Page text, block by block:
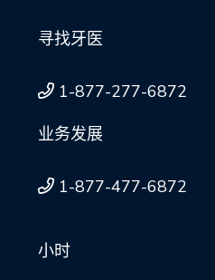
寻找牙医
1-877-277-6872
业务发展
1-877-477-6872
小时